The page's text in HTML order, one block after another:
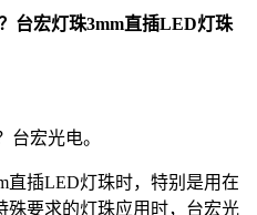
台宏灯珠3mm直插LED灯珠
台宏光电。
直插LED灯珠时，特别是用在
殊要求的灯珠应用时，台宏光